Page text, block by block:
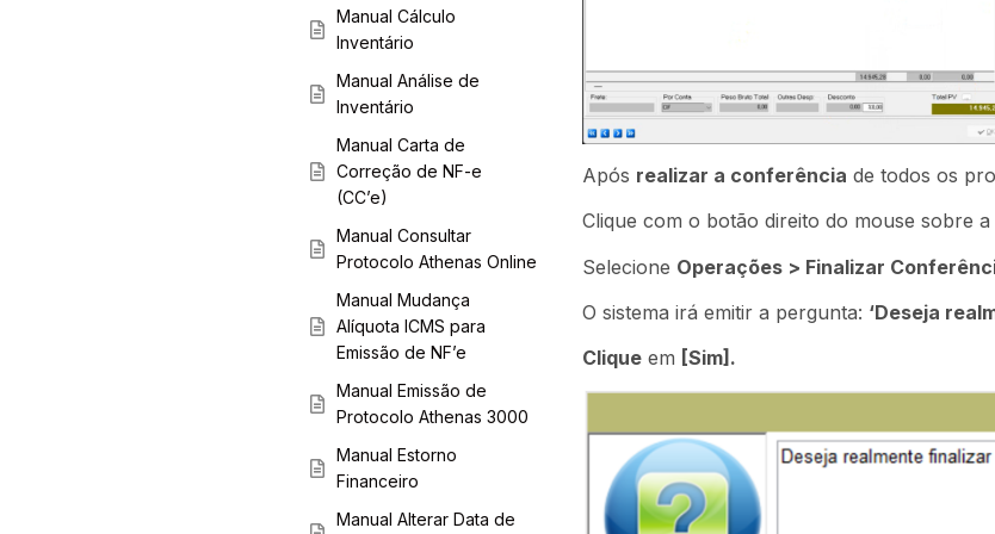
Manual Cálculo
Inventário
Manual Análise de
Inventário
Manual Carta de
Correção de NF-e
(CC’e)
Manual Consultar
Protocolo Athenas Online
Manual Mudança
Alíquota ICMS para
Emissão de NF’e
Manual Emissão de
Protocolo Athenas 3000
Manual Estorno
Financeiro
Manual Alterar Data de
Após realizar a conferência de todos os
Clique com o botão direito do mouse sobre a
Selecione Operações > Finalizar
O sistema irá emitir a pergunta: ‘Deseja
Cliqueem [Sim].